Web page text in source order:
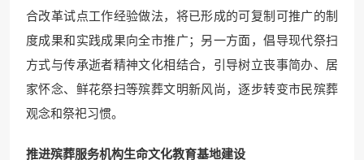
合改革试点工作经验做法，将已形成的可复制可推广的制
度成果和实践成果向全市推广；另一方面，倡导现代祭扫
方式与传承逝者精神文化相结合，引导树立丧事简办、居
家怀念、鲜花祭扫等殡葬文明新风尚，逐步转变市民殡葬
观念和祭祀习惯。
推进殡葬服务机构生命文化教育基地建设